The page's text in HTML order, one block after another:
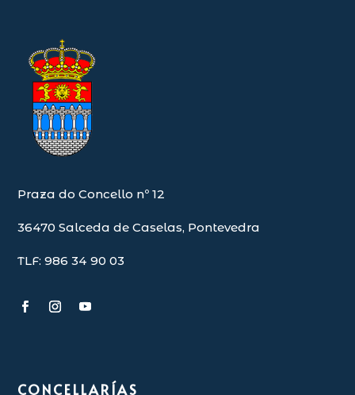
Praza do Concello nº 12
36470 Salceda de Caselas, Pontevedra
TLF: 986 34 90 03
CONCELLARÍAS